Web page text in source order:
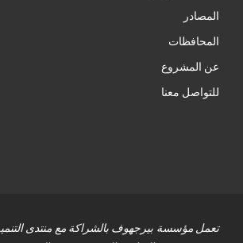
المصادر
المحافظات
عن المشروع
للتواصل معنا
تعمل مؤسسة بيرجهوف بالشراكة مع منتدى